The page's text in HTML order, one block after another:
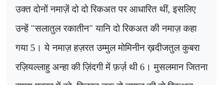
उक्त दोनों नमाज़ें दो दो रिकअत पर आधारित थीं,इसलिए
उन्हें "सलातुल रकातीन" यानि दो रिकअत की नमाज़ कहा
गया 5 । ये नमाज़ हज़रत उम्मुल मोमिनीन ख़दीजतुल कुबरा
रज़ियल्लाहु अन्हा की ज़िंदगी में फ़र्ज़ थी6 । मुसलमान जितना